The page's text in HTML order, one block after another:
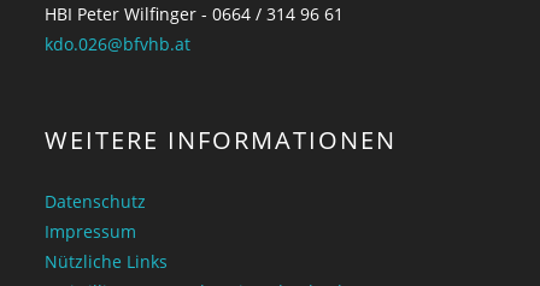
HBI Peter Wilfinger - 0664 / 314 96 61
kdo.026@bfvhb.at
WEITERE INFORMATIONEN
Datenschutz
Impressum
Nützliche Links